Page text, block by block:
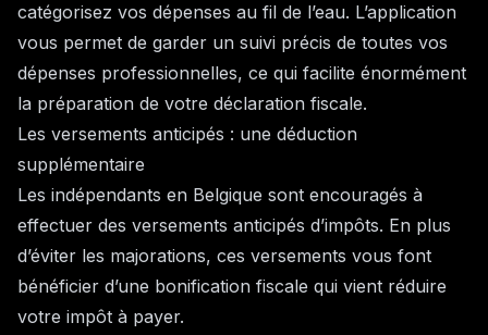
catégorisez vos dépenses au fil de l’eau. L’application
vous permet de garder un suivi précis de toutes vos
dépenses professionnelles, ce qui facilite énormément
la préparation de votre déclaration fiscale.
Les versements anticipés : une déduction
supplémentaire
Les indépendants en Belgique sont encouragés à
effectuer des versements anticipés d’impôts. En plus
d’éviter les majorations, ces versements vous font
bénéficier d’une bonification fiscale qui vient réduire
votre impôt à payer.